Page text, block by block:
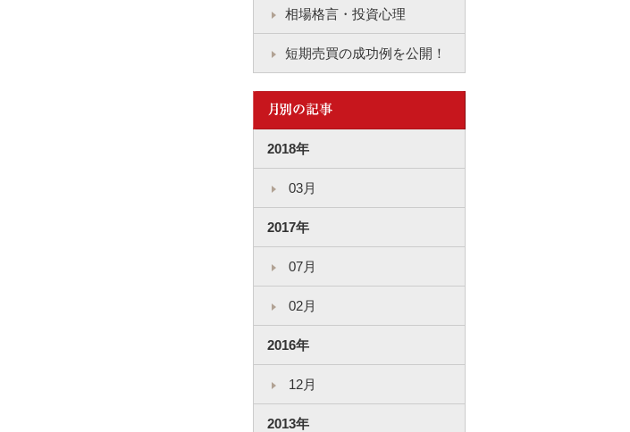
相場格言・投資心理
短期売買の成功例を公開！
2018年
03月
2017年
07月
02月
2016年
12月
2013年